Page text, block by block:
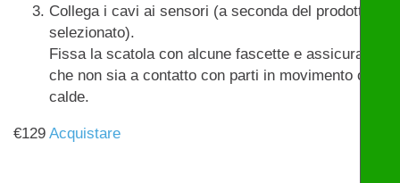
Collega i cavi ai sensori (a seconda del prodotto
selezionato).
Fissa la scatola con alcune fascette e assicurati
che non sia a contatto con parti in movimento o
calde.
€129 Acquistare